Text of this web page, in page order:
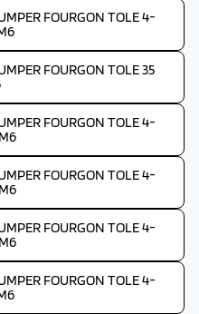
FOURGON TOLE 4-
FOURGON TOLE 35
FOURGON TOLE 4-
FOURGON TOLE 4-
FOURGON TOLE 4-
FOURGON TOLE 4-